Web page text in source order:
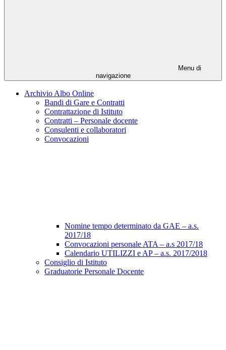
Menu di
navigazione
Archivio Albo Online
Bandi di Gare e Contratti
Contrattazione di Istituto
Contratti – Personale docente
Consulenti e collaboratori
Convocazioni
Nomine tempo determinato da GAE – a.s.
2017/18
Convocazioni personale ATA – a.s 2017/18
Calendario UTILIZZI e AP – a.s. 2017/2018
Consiglio di Istituto
Graduatorie Personale Docente